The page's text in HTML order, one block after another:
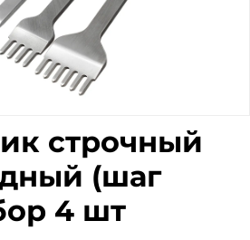
строчный
(шаг
4 шт